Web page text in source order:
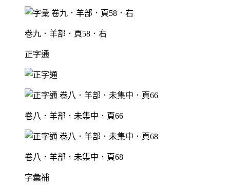
卷九．羊部．頁58．右
正字通
卷八．羊部．未集中．頁66
卷八．羊部．未集中．頁68
字彙補